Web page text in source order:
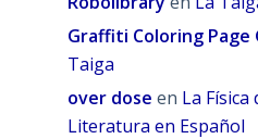
Graffiti Coloring
Taiga
over dose en La Física
Literatura en Español